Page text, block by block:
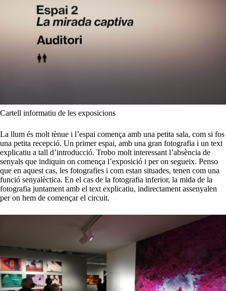
Cartell informatiu de les exposicions
La llum és molt tènue i l’espai comença amb una petita sala, com si fos
una petita recepció. Un primer espai, amb una gran fotografia i un text
explicatiu a tall d’introducció. Trobo molt interessant l’absència de
senyals que indiquin on comença l’exposició i per on segueix. Penso
que en aquest cas, les fotografies i com estan situades, tenen com una
funció senyalèctica. En el cas de la fotografia inferior, la mida de la
fotografia juntament amb el text explicatiu, indirectament assenyalen
per on hem de començar el circuit.